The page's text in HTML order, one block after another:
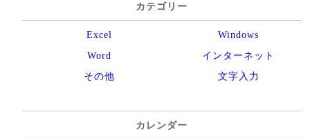
カテゴリー
Excel
Windows
Word
インターネット
その他
文字入力
カレンダー